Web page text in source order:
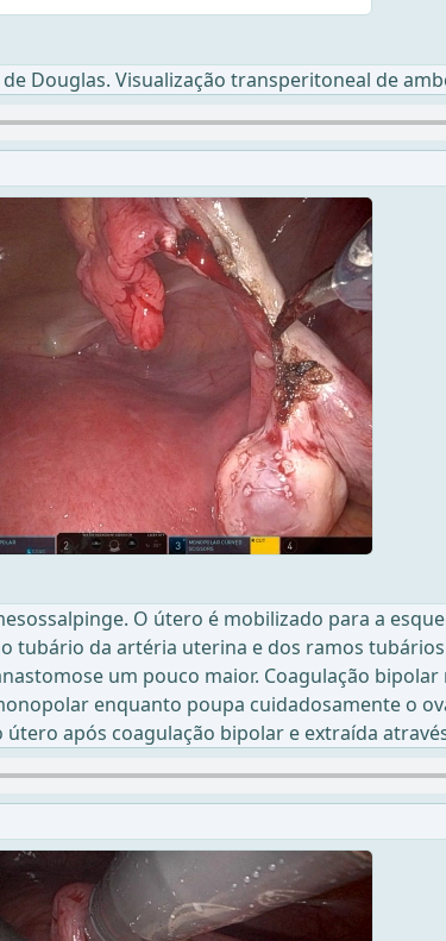
Douglas. Visualização transperitoneal de
O útero é mobilizado para a
tubário da artéria uterina e dos ramos
um pouco maior. Coagulação bipolar
enquanto poupa cuidadosamente o
após coagulação bipolar e extraída